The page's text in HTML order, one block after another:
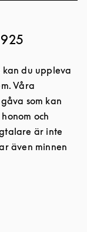
du uppleva
Våra
som kan
och
är inte
även minnen